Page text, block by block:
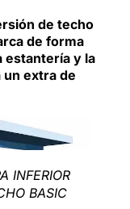
de techo
de forma
estantería y la
extra de
INFERIOR
BASIC